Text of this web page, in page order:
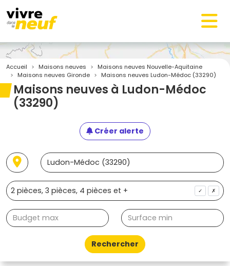
Accueil Maisons neuves
Maisons neuves Nouvelle-Aquitaine
Maisons neuves Gironde
Maisons neuves Ludon-Médoc (33290)
Maisons neuves à Ludon-Médoc
(33290)
Créer alerte
✓ ✗
Rechercher